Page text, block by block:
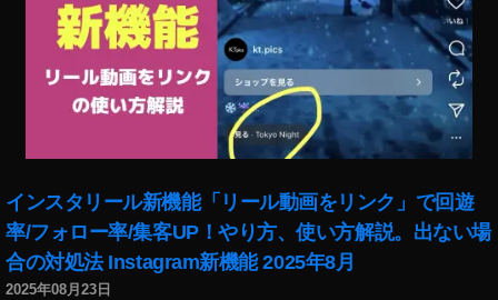
インスタリール新機能「リール動画をリンク」で回遊
率/フォロー率/集客UP！やり方、使い方解説。出ない場
合の対処法 Instagram新機能 2025年8月
2025年08月23日